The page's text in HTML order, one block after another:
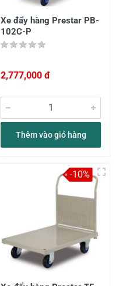
Xe đẩy hàng Prestar PB-
102C-P
2,777,000 đ
Thêm vào giỏ hàng
-10%